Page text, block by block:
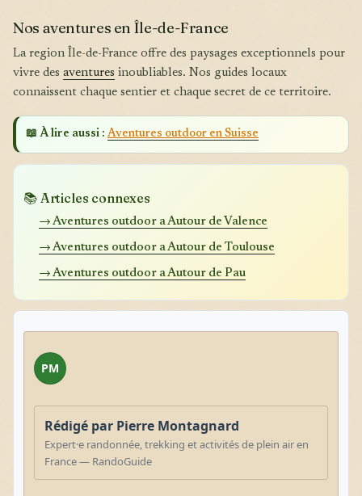
Nos aventures en Île-de-France
La region Île-de-France offre des paysages exceptionnels pour
vivre des aventures inoubliables. Nos guides locaux
connaissent chaque sentier et chaque secret de ce territoire.
📖 À lire aussi : Aventures outdoor en Suisse
📚 Articles connexes
→ Aventures outdoor a Autour de Valence
→ Aventures outdoor a Autour de Toulouse
→ Aventures outdoor a Autour de Pau
PM
Rédigé par Pierre Montagnard
Expert·e randonnée, trekking et activités de plein air en
France — RandoGuide